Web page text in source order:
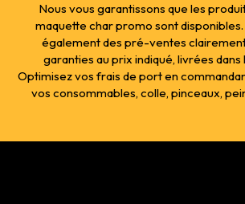
Nous vous garantissons que les
maquette char promo sont
également des pré-ventes
garanties au prix indiqué, livrées dans
Optimisez vos frais de port en
vos consommables, colle, pinceaux,